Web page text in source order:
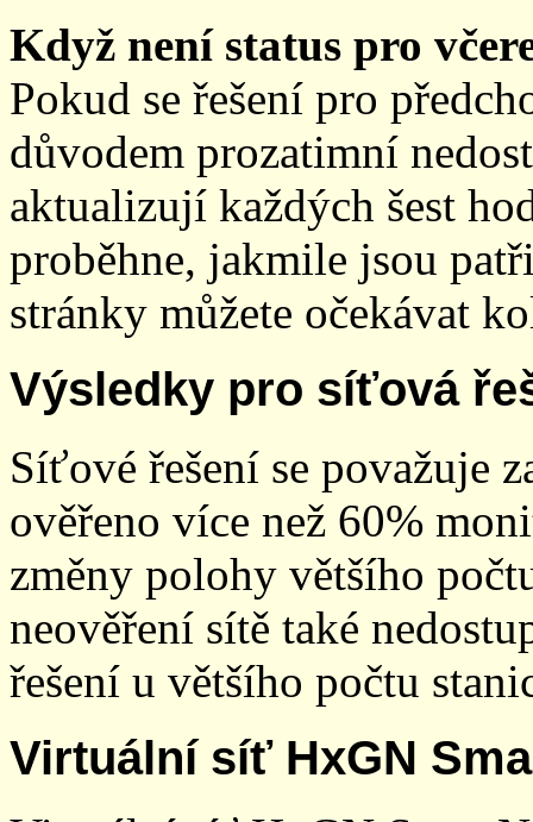
Když není status pro
Pokud se řešení pro
důvodem prozatimní
aktualizují každých šest
proběhne, jakmile jsou
stránky můžete očekávat
Výsledky pro síťová
Síťové řešení se považuje
ověřeno více než 60%
změny polohy většího
neověření sítě také
řešení u většího počtu
Virtuální síť HxGN